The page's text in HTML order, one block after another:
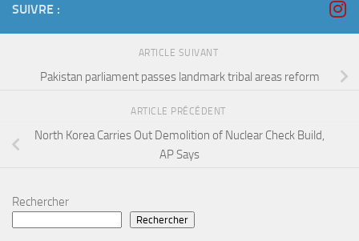
SUIVRE :
ARTICLE SUIVANT
Pakistan parliament passes landmark tribal areas reform
ARTICLE PRÉCÉDENT
North Korea Carries Out Demolition of Nuclear Check Build,
AP Says
Rechercher
Rechercher